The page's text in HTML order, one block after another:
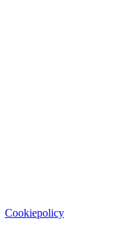
Cookiepolicy